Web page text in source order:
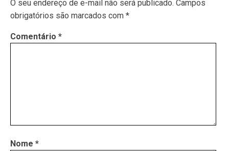
O seu endereço de e-mail não será publicado. Campos
obrigatórios são marcados com *
Comentário *
Nome *